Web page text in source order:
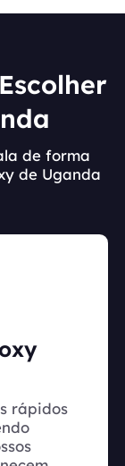
de forma
de Uganda
rápidos